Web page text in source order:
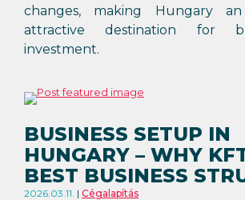
changes, making Hungary
attractive destination for
investment.
BUSINESS SETUP IN
HUNGARY – WHY
BEST BUSINESS
2026.03.11. Cégalapítás